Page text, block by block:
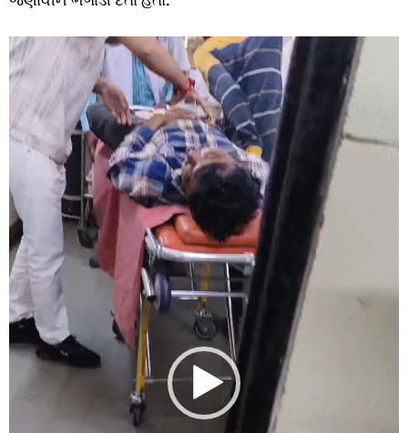
Video
Player